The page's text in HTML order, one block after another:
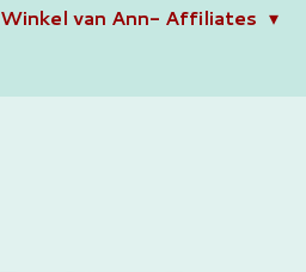
Winkel van Ann- Affiliates